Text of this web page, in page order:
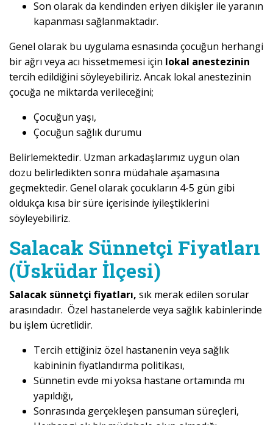
Son olarak da kendinden eriyen dikişler ile yaranın
kapanması sağlanmaktadır.
Genel olarak bu uygulama esnasında çocuğun herhangi
bir ağrı veya acı hissetmemesi için lokal anestezinin
tercih edildiğini söyleyebiliriz. Ancak lokal anestezinin
çocuğa ne miktarda verileceğini;
Çocuğun yaşı,
Çocuğun sağlık durumu
Belirlemektedir. Uzman arkadaşlarımız uygun olan
dozu belirledikten sonra müdahale aşamasına
geçmektedir. Genel olarak çocukların 4-5 gün gibi
oldukça kısa bir süre içerisinde iyileştiklerini
söyleyebiliriz.
Salacak Sünnetçi Fiyatları
(Üsküdar İlçesi)
Salacak sünnetçi fiyatları, sık merak edilen sorular
arasındadır. Özel hastanelerde veya sağlık kabinlerinde
bu işlem ücretlidir.
Tercih ettiğiniz özel hastanenin veya sağlık
kabininin fiyatlandırma politikası,
Sünnetin evde mi yoksa hastane ortamında mı
yapıldığı,
Sonrasında gerçekleşen pansuman süreçleri,